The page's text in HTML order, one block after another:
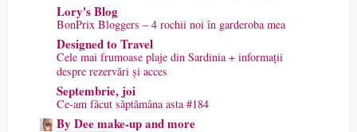
Lory's Blog
BonPrix Bloggers – 4 rochii noi în garderoba mea
Designed to Travel
Cele mai frumoase plaje din Sardinia + informații
despre rezervări și acces
Septembrie, joi
Ce-am făcut săptămâna asta #184
By Dee make-up and more